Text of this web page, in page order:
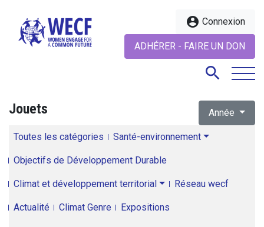
account_circle Connexion
ADHÉRER - FAIRE UN DON
search
Jouets Année
Toutes les catégories Santé-environnement
Objectifs de Développement Durable
Climat et développement territorial Réseau wecf
Actualité Climat Genre Expositions